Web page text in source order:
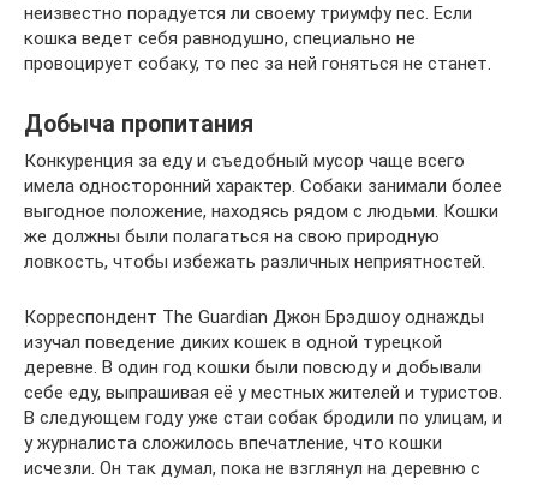
неизвестно порадуется ли своему триумфу пес. Если
кошка ведет себя равнодушно, специально не
провоцирует собаку, то пес за ней гоняться не станет.
Добыча пропитания
Конкуренция за еду и съедобный мусор чаще всего
имела односторонний характер. Собаки занимали более
выгодное положение, находясь рядом с людьми. Кошки
же должны были полагаться на свою природную
ловкость, чтобы избежать различных неприятностей.
Корреспондент The Guardian Джон Брэдшоу однажды
изучал поведение диких кошек в одной турецкой
деревне. В один год кошки были повсюду и добывали
себе еду, выпрашивая её у местных жителей и туристов.
В следующем году уже стаи собак бродили по улицам, и
у журналиста сложилось впечатление, что кошки
исчезли. Он так думал, пока не взглянул на деревню с